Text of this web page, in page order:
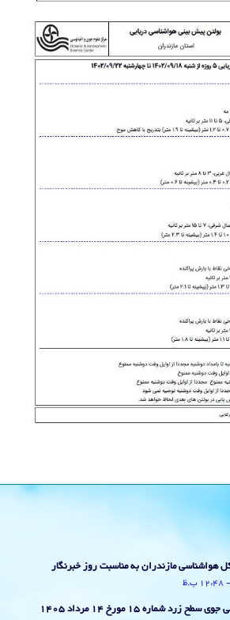
هواشناسی مازندران به مناسبت روز خبرنگار
شماره 15 مورخ 14 مرداد 1405